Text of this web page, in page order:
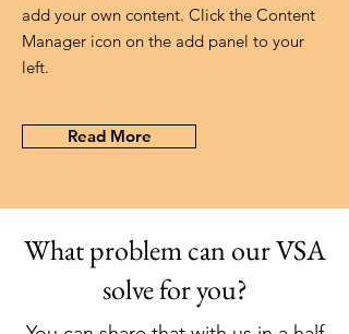
add your own content. Click the Content
Manager icon on the add panel to your
left.
Read More
What problem can our VSA
solve for you?